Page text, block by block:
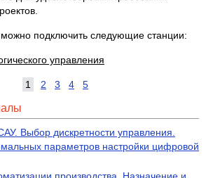
подключить следующие станции:
управления
1 2 3 4 5
Выбор дискретности управления.
параметров настройки цифровой